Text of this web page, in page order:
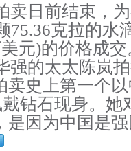
日前结束，为
75.36克拉的水
元)的价格成
强的太太陈岚
卖史上第一个
钻石现身。她
是因为中国是